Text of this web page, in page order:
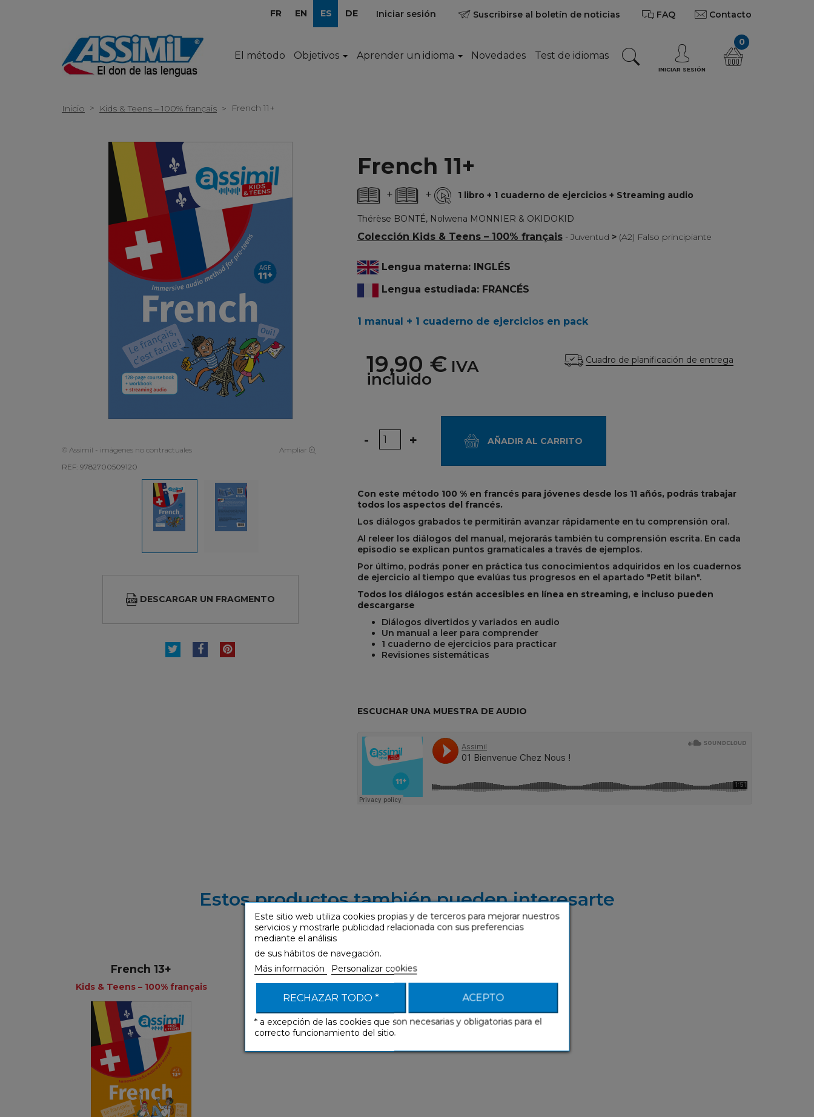
FR EN ES DE Iniciar sesión Suscribirse al boletín de noticias FAQ Contacto
El método Objetivos Aprender un idioma Novedades Test de idiomas
INICIAR SESIÓN
0
Inicio > Kids & Teens – 100% français > French 11+
© Assimil - imágenes no contractuales
Ampliar
REF: 9782700509120
DESCARGAR UN FRAGMENTO
TUITEAR
COMPARTIR
PINTEREST
French 11+
+ + 1 libro + 1 cuaderno de ejercicios + Streaming audio
Thérèse BONTÉ, Nolwena MONNIER & OKIDOKID
Colección Kids & Teens – 100% français - Juventud >(A2) Falso principiante
Lengua materna: INGLÉS
Lengua estudiada: FRANCÉS
1 manual + 1 cuaderno de ejercicios en pack
19,90 €IVA
incluido
Cuadro de planificación de entrega
Cantidad
- + AÑADIR AL CARRITO
Con este método 100 % en francés para jóvenes desde los 11 añós, podrás trabajar
todos los aspectos del francés.
Los diálogos grabados te permitirán avanzar rápidamente en tu comprensión oral.
Al releer los diálogos del manual, mejorarás también tu comprensión escrita. En cada
episodio se explican puntos gramaticales a través de ejemplos.
Por último, podrás poner en práctica tus conocimientos adquiridos en los cuadernos
de ejercicio al tiempo que evalúas tus progresos en el apartado "Petit bilan".
Todos los diálogos están accesibles en línea en streaming, e incluso pueden
descargarse
Diálogos divertidos y variados en audio
Un manual a leer para comprender
1 cuaderno de ejercicios para practicar
Revisiones sistemáticas
ESCUCHAR UNA MUESTRA DE AUDIO
Estos productos también pueden interesarte
French 13+
Kids & Teens – 100% français
+ +
Kids & Teens – 100%
français
Inglés
Este sitio web utiliza cookies propias y de terceros para mejorar nuestros
servicios y mostrarle publicidad relacionada con sus preferencias
mediante el análisis
de sus hábitos de navegación.
Más información
Personalizar cookies
RECHAZAR TODO * ACEPTO
* a excepción de las cookies que son necesarias y obligatorias para el
correcto funcionamiento del sitio.